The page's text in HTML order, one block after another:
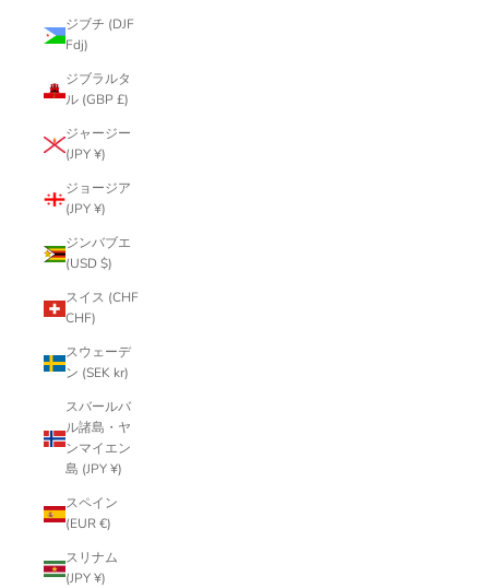
ジブチ (DJF
Fdj)
ジブラルタ
ル (GBP £)
ジャージー
(JPY ¥)
ジョージア
(JPY ¥)
ジンバブエ
(USD $)
スイス (CHF
CHF)
スウェーデ
ン (SEK kr)
スバールバ
ル諸島・ヤ
ンマイエン
島 (JPY ¥)
スペイン
(EUR €)
スリナム
(JPY ¥)